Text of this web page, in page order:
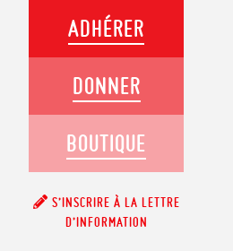
ADHÉRER
DONNER
BOUTIQUE
S’INSCRIRE À LA LETTRE
D’INFORMATION